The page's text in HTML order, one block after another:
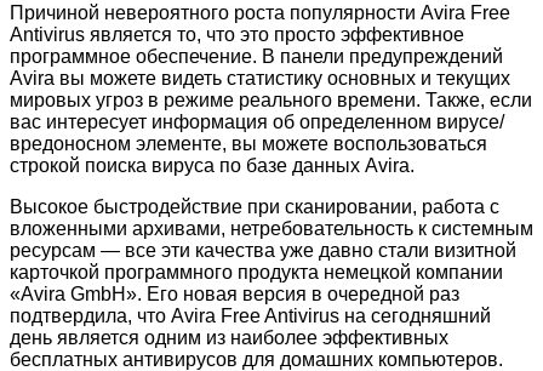
Причиной невероятного роста популярности Avira Free
Antivirus является то, что это просто эффективное
программное обеспечение. В панели предупреждений
Avira вы можете видеть статистику основных и текущих
мировых угроз в режиме реального времени. Также, если
вас интересует информация об определенном вирусе/
вредоносном элементе, вы можете воспользоваться
строкой поиска вируса по базе данных Avira.
Высокое быстродействие при сканировании, работа с
вложенными архивами, нетребовательность к системным
ресурсам — все эти качества уже давно стали визитной
карточкой программного продукта немецкой компании
«Avira GmbH». Его новая версия в очередной раз
подтвердила, что Avira Free Antivirus на сегодняшний
день является одним из наиболее эффективных
бесплатных антивирусов для домашних компьютеров.